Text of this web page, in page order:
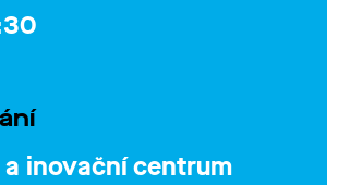
inovační centrum